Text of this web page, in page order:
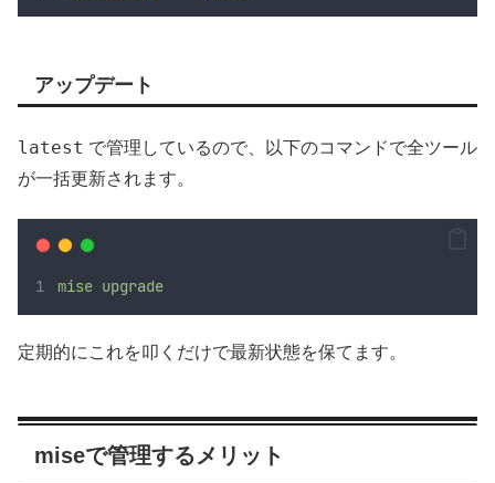
アップデート
latest で管理しているので、以下のコマンドで全ツール
が一括更新されます。
mise upgrade
定期的にこれを叩くだけで最新状態を保てます。
miseで管理するメリット